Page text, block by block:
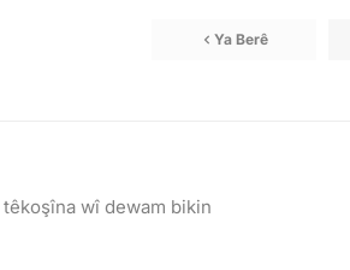
Ya Berê
wî dewam bikin